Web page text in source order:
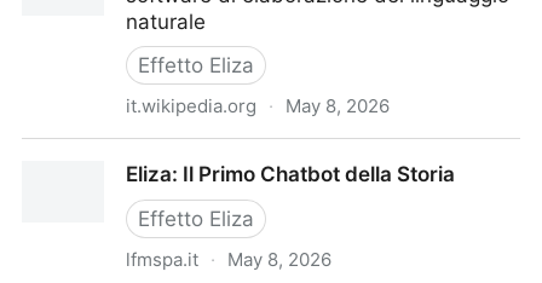
naturale
Effetto Eliza
it.wikipedia.org · May 8, 2026
Eliza: Il Primo Chatbot della Storia
Effetto Eliza
lfmspa.it · May 8, 2026